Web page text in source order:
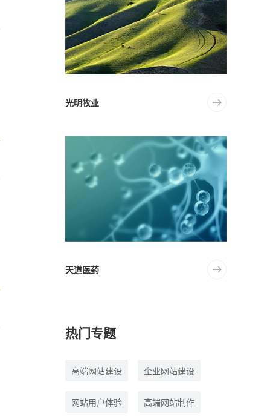
光明牧业
天道医药
热门专题
高端网站建设 企业网站建设
网站用户体验 高端网站制作